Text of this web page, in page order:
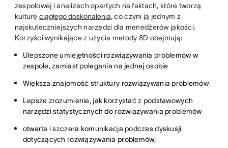
zespołowej i analizach opartych na faktach, które tworzą
kulturę ciągłego doskonalenia, co czyni ją jednym z
najskuteczniejszych narzędzi dla menedżerów jakości.
Korzyści wynikające z użycia metody 8D obejmują:
Ulepszone umiejętności rozwiązywania problemów w
zespole, zamiast polegania na jednej osobie
Większa znajomość struktury rozwiązywania problemów
Lepsze zrozumienie, jak korzystać z podstawowych
narzędzi statystycznych do rozwiązywania problemów
otwarta i szczera komunikacja podczas dyskusji
dotyczących rozwiązywania problemów;